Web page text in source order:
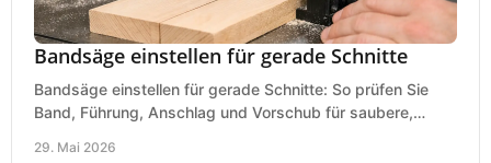
Bandsäge einstellen für gerade Schnitte
Bandsäge einstellen für gerade Schnitte: So prüfen Sie
Band, Führung, Anschlag und Vorschub für saubere,
29. Mai 2026